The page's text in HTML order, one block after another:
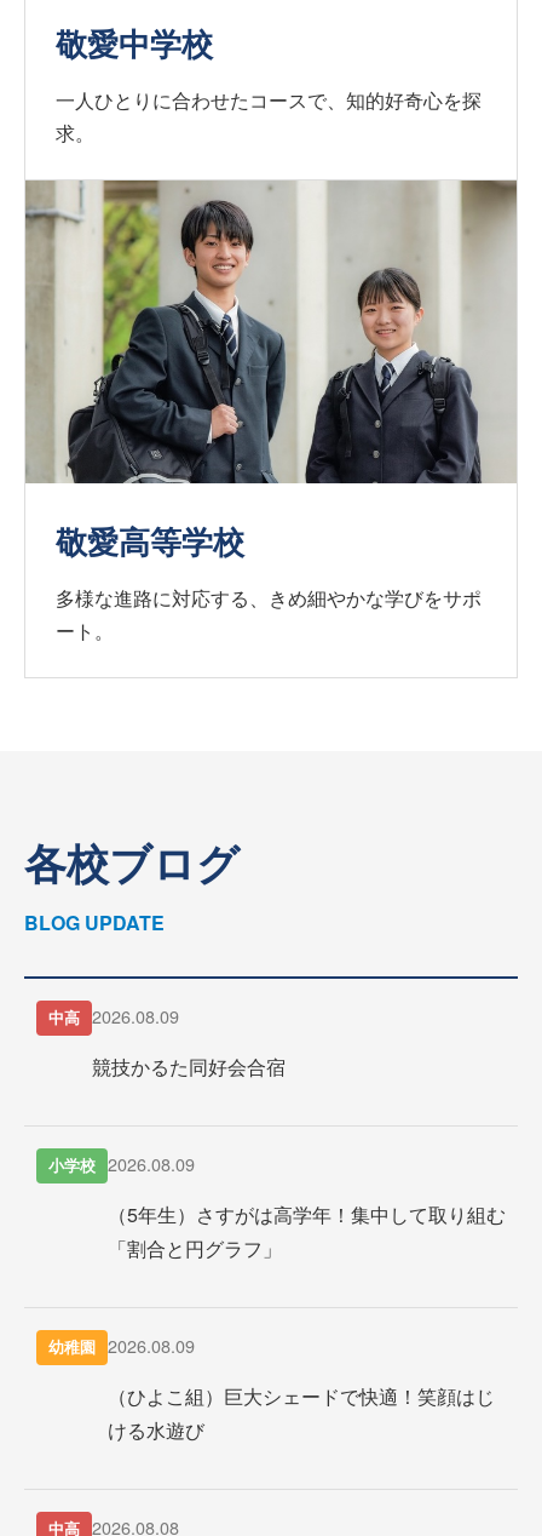
敬愛中学校
一人ひとりに合わせたコースで、知的好奇心を探
求。
敬愛高等学校
多様な進路に対応する、きめ細やかな学びをサポ
ート。
各校ブログ
BLOG UPDATE
中高 2026.08.09
競技かるた同好会合宿
小学校 2026.08.09
（5年生）さすがは高学年！集中して取り組む
「割合と円グラフ」
幼稚園 2026.08.09
（ひよこ組）巨大シェードで快適！笑顔はじ
ける水遊び
中高 2026.08.08